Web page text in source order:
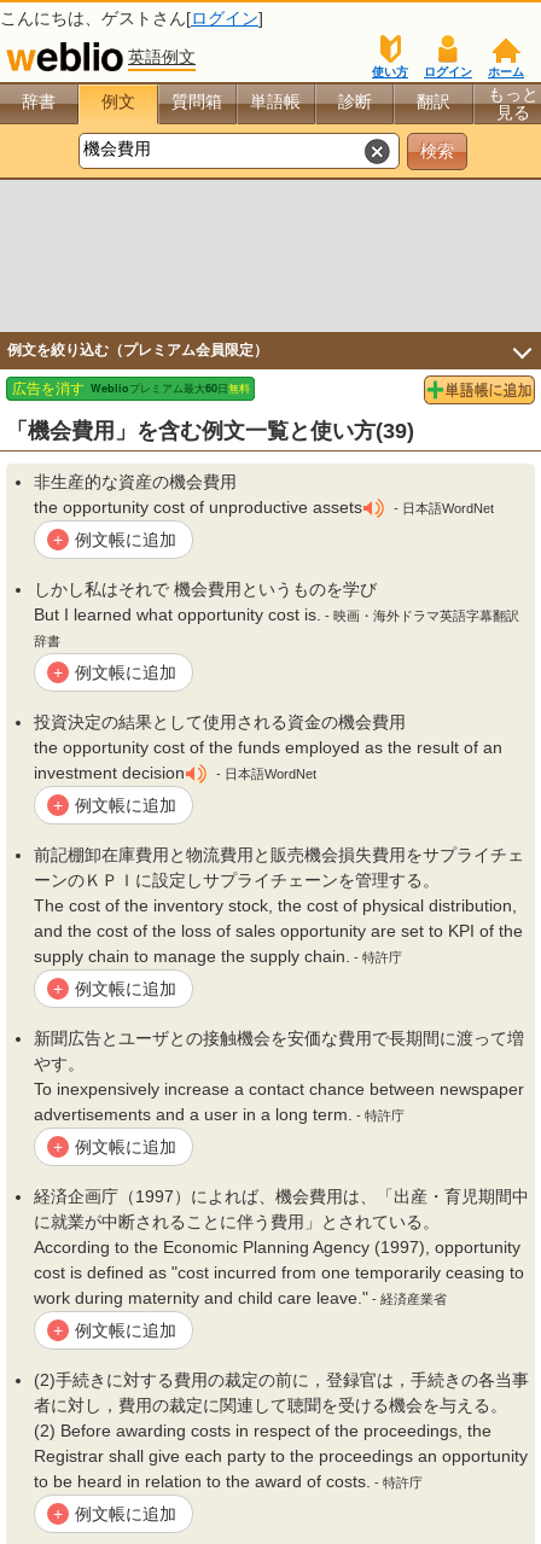
こんにちは、 ゲスト さん[ログイン]
英語例文
ホーム
ログイン
使い方
辞書 例文 質問箱 単語帳 診断 翻訳
もっと
見る
例文を絞り込む（プレミアム会員限定）
「機会費用」を含む例文一覧と使い方(39)
非生産的な資産の機会費用
the opportunity cost of unproductive assets
- 日本語WordNet
+ 例文帳に追加
しかし私はそれで 機会費用 というものを学び
But I learned what opportunity cost is. - 映画・海外ドラマ英語字幕翻訳
辞書
+ 例文帳に追加
投資決定の結果として使用される資金の機会費用
the opportunity cost of the funds employed as the result of an
investment decision
- 日本語WordNet
+ 例文帳に追加
前記棚卸在庫費用 と物流費用 と販売機会損失費用をサプライチェ
ーンのＫＰＩに設定しサプライチェーンを管理する。
The cost of the inventory stock, the cost of physical distribution,
and the cost of the loss of sales opportunity are set to KPI of the
supply chain to manage the supply chain.
- 特許庁
+ 例文帳に追加
新聞広告とユーザとの接触機会を安価な費用で長期間に渡って増
やす。
To inexpensively increase a contact chance between newspaper
advertisements and a user in a long term.
- 特許庁
+ 例文帳に追加
経済企画庁（1997）によれば、 機会費用は、「出産・育児期間中
に就業が中断されることに伴う 費用 」とされている。
According to the Economic Planning Agency (1997), opportunity
cost is defined as "cost incurred from one temporarily ceasing to
work during maternity and child care leave." - 経済産業省
+ 例文帳に追加
(2)手続きに対する費用の裁定の前に，登録官は，手続きの各当事
者に対し， 費用の裁定に関連して聴聞を受ける機会を与える。
(2) Before awarding costs in respect of the proceedings, the
Registrar shall give each party to the proceedings an opportunity
to be heard in relation to the award of costs. - 特許庁
+ 例文帳に追加